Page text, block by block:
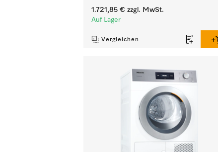
1.721,85 € zzgl. MwSt.
Auf Lager
Vergleichen